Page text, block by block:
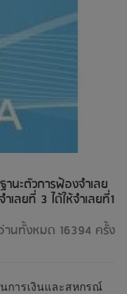
นะตัวการฟ้องจำเลย
เลยที่ 3 ได้ให้จำเลยที่1
นทั้งหมด 16394 ครั้ง
การเงินและสหกรณ์